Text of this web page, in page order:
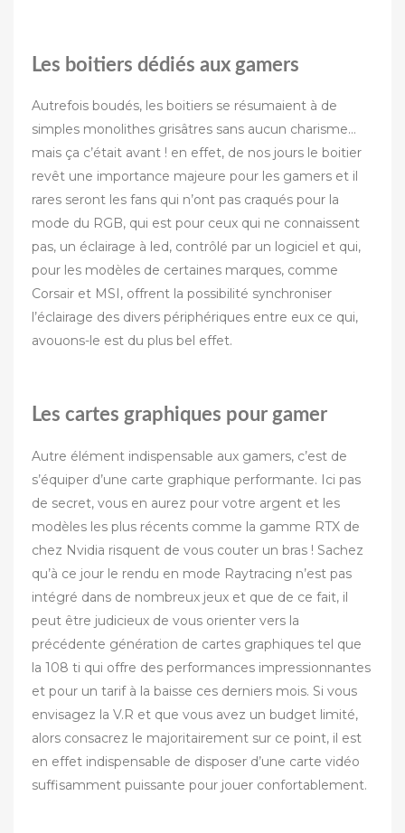
Les boitiers dédiés aux gamers
Autrefois boudés, les boitiers se résumaient à de
simples monolithes grisâtres sans aucun charisme…
mais ça c’était avant ! en effet, de nos jours le boitier
revêt une importance majeure pour les gamers et il
rares seront les fans qui n’ont pas craqués pour la
mode du RGB, qui est pour ceux qui ne connaissent
pas, un éclairage à led, contrôlé par un logiciel et qui,
pour les modèles de certaines marques, comme
Corsair et MSI, offrent la possibilité synchroniser
l’éclairage des divers périphériques entre eux ce qui,
avouons-le est du plus bel effet.
Les cartes graphiques pour gamer
Autre élément indispensable aux gamers, c’est de
s’équiper d’une carte graphique performante. Ici pas
de secret, vous en aurez pour votre argent et les
modèles les plus récents comme la gamme RTX de
chez Nvidia risquent de vous couter un bras ! Sachez
qu’à ce jour le rendu en mode Raytracing n’est pas
intégré dans de nombreux jeux et que de ce fait, il
peut être judicieux de vous orienter vers la
précédente génération de cartes graphiques tel que
la 108 ti qui offre des performances impressionnantes
et pour un tarif à la baisse ces derniers mois. Si vous
envisagez la V.R et que vous avez un budget limité,
alors consacrez le majoritairement sur ce point, il est
en effet indispensable de disposer d’une carte vidéo
suffisamment puissante pour jouer confortablement.